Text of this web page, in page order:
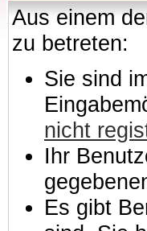
Aus einem
zu betreten:
Sie sind
nicht
Ihr
Es gibt